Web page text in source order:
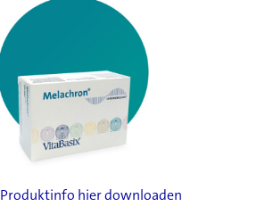
Produktinfo hier downloaden